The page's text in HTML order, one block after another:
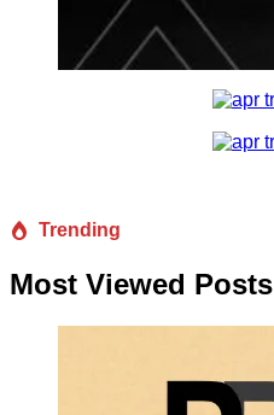
Trending
Most Viewed Posts